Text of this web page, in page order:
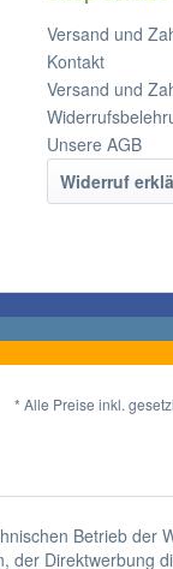
Versand und
Kontakt
Versand und
Unsere AGB
Widerruf
* Alle Preise inkl.
Betrieb
der Direktwerbung